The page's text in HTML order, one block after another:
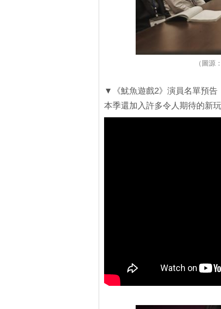
（圖源
▼《魷魚遊戲2》演員名單預告
本季還加入許多令人期待的新